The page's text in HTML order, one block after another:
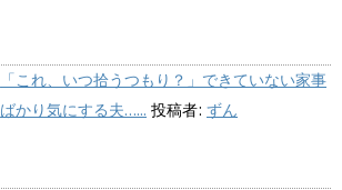
「これ、いつ拾うつもり？」できていない家事
ばかり気にする夫…... 投稿者: ずん